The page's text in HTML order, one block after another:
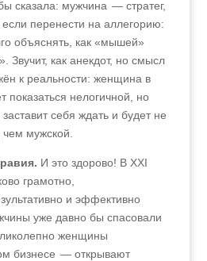
сказала: мужчина — стратег,
перенести на аллегорию:
объяснять, как «мышей»
Звучит, как анекдот, но смысл
к реальности: женщина в
показаться нелогичной, но
себя ждать и будет не
мужской.
И это здорово! В XXI
грамотно,
и эффективно
уже давно бы спасовали
женщины
бизнесе — открывают